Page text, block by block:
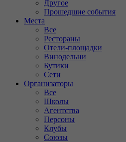
Другое
Прошедшие события
Места
Все
Рестораны
Отели-площадки
Винодельни
Бутики
Сети
Организаторы
Все
Школы
Агентства
Персоны
Клубы
Союзы